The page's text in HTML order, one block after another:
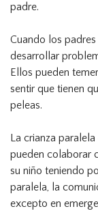
padre.
Cuando los
desarrollar
Ellos pueden
sentir que tienen
peleas.
La crianza
pueden colaborar
su niño teniendo
paralela, la
excepto en